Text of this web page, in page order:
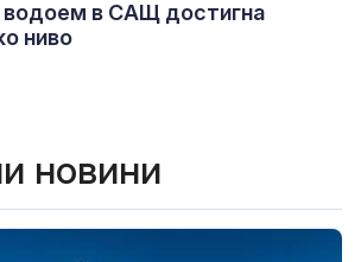
водоем в САЩ достигна
ниво
новини